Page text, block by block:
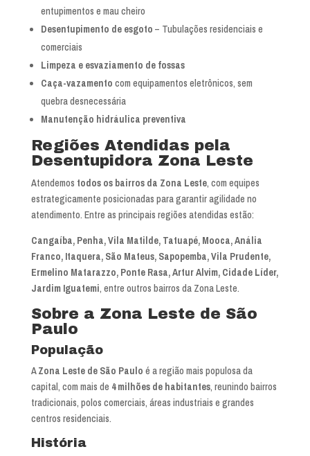
entupimentos e mau cheiro
Desentupimento de esgoto – Tubulações residenciais e
comerciais
Limpeza e esvaziamento de fossas
Caça-vazamento com equipamentos eletrônicos, sem
quebra desnecessária
Manutenção hidráulica preventiva
Regiões Atendidas pela
Desentupidora Zona Leste
Atendemos todos os bairros da Zona Leste, com equipes
estrategicamente posicionadas para garantir agilidade no
atendimento. Entre as principais regiões atendidas estão:
Cangaíba, Penha, Vila Matilde, Tatuapé, Mooca, Anália
Franco, Itaquera, São Mateus, Sapopemba, Vila Prudente,
Ermelino Matarazzo, Ponte Rasa, Artur Alvim, Cidade Líder,
Jardim Iguatemi, entre outros bairros da Zona Leste.
Sobre a Zona Leste de São
Paulo
População
AZona Leste de São Paulo é a região mais populosa da
capital, com mais de 4 milhões de habitantes, reunindo bairros
tradicionais, polos comerciais, áreas industriais e grandes
centros residenciais.
História